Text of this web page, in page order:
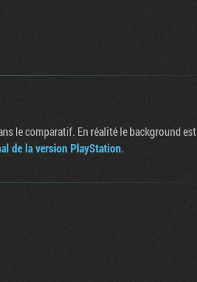
le comparatif. En réalité le background est
de la version PlayStation.